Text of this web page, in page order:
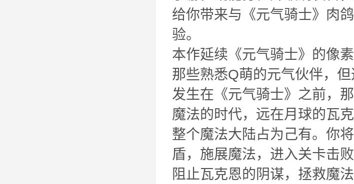
给你带来与《元气骑士》肉
验。
本作延续《元气骑士》的像
那些熟悉Q萌的元气伙伴，
发生在《元气骑士》之前，
魔法的时代，远在月球的瓦
整个魔法大陆占为己有。你
盾，施展魔法，进入关卡击
阻止瓦克恩的阴谋，拯救魔法